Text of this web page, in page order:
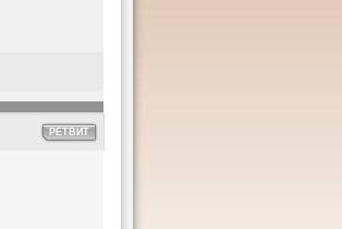
РЕТВИТ